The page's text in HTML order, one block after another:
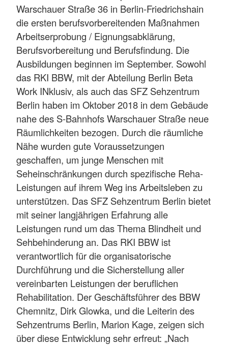
Warschauer Straße 36 in Berlin-Friedrichshain
die ersten berufsvorbereitenden Maßnahmen
Arbeitserprobung / Eignungsabklärung,
Berufsvorbereitung und Berufsfindung. Die
Ausbildungen beginnen im September. Sowohl
das RKI BBW, mit der Abteilung Berlin Beta
Work INklusiv, als auch das SFZ Sehzentrum
Berlin haben im Oktober 2018 in dem Gebäude
nahe des S-Bahnhofs Warschauer Straße neue
Räumlichkeiten bezogen. Durch die räumliche
Nähe wurden gute Voraussetzungen
geschaffen, um junge Menschen mit
Seheinschränkungen durch spezifische Reha-
Leistungen auf ihrem Weg ins Arbeitsleben zu
unterstützen. Das SFZ Sehzentrum Berlin bietet
mit seiner langjährigen Erfahrung alle
Leistungen rund um das Thema Blindheit und
Sehbehinderung an. Das RKI BBW ist
verantwortlich für die organisatorische
Durchführung und die Sicherstellung aller
vereinbarten Leistungen der beruflichen
Rehabilitation. Der Geschäftsführer des BBW
Chemnitz, Dirk Glowka, und die Leiterin des
Sehzentrums Berlin, Marion Kage, zeigen sich
über diese Entwicklung sehr erfreut: „Nach